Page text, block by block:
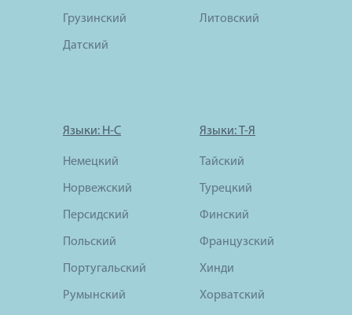
Грузинский
Датский
Литовский
Языки: Н-С
Немецкий
Норвежский
Персидский
Польский
Португальский
Румынский
Языки: Т-Я
Тайский
Турецкий
Финский
Французский
Хинди
Хорватский